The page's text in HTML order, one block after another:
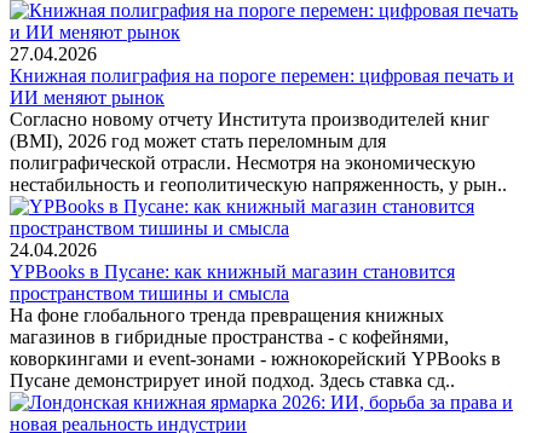
27.04.2026
Книжная полиграфия на пороге перемен: цифровая печать и
ИИ меняют рынок
Согласно новому отчету Института производителей книг
(BMI), 2026 год может стать переломным для
полиграфической отрасли. Несмотря на экономическую
нестабильность и геополитическую напряженность, у рын..
24.04.2026
YPBooks в Пусане: как книжный магазин становится
пространством тишины и смысла
На фоне глобального тренда превращения книжных
магазинов в гибридные пространства - с кофейнями,
коворкингами и event-зонами - южнокорейский YPBooks в
Пусане демонстрирует иной подход. Здесь ставка сд..